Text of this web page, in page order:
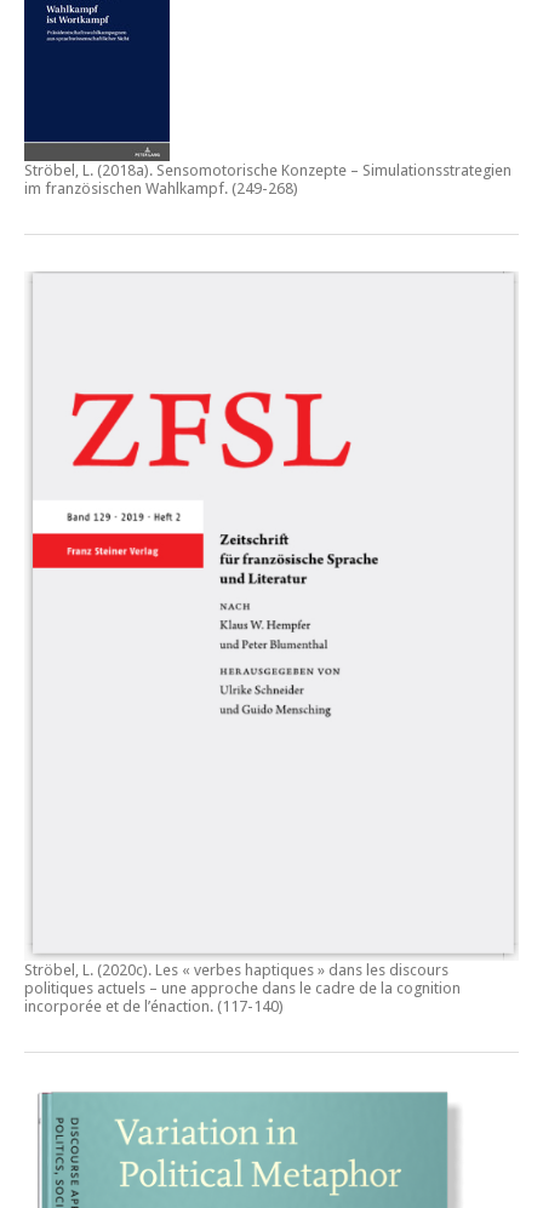
Ströbel, L. (2018a). Sensomotorische Konzepte – Simulationsstrategien
im französischen Wahlkampf. (249-268)
Ströbel, L. (2020c). Les « verbes haptiques » dans les discours
politiques actuels – une approche dans le cadre de la cognition
incorporée et de l’énaction. (117-140)